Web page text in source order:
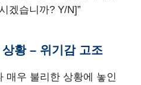
겠습니까? Y/N]”
황 – 위기감 고조
매우 불리한 상황에 놓인